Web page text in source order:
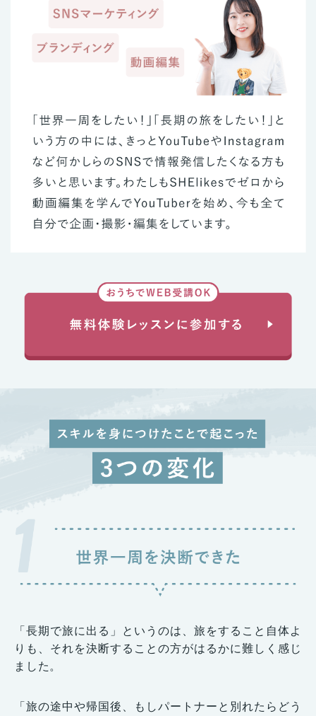
「長期で旅に出る」というのは、旅をすること自体よ
りも、それを決断することの方がはるかに難しく感じ
ました。
「旅の途中や帰国後、もしパートナーと別れたらどう